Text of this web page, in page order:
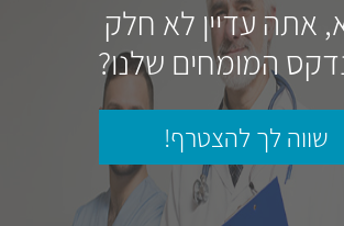
אתה עדיין לא חלק
המומחים שלנו?
שווה לך להצטרף!